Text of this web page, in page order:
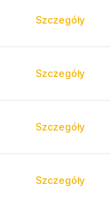
Szczegóły
Szczegóły
Szczegóły
Szczegóły